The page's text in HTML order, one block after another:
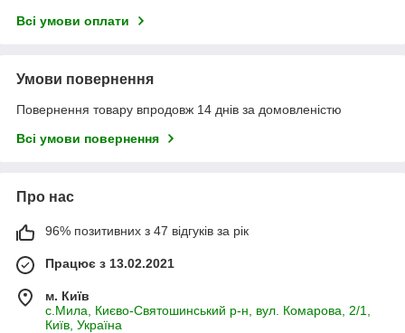
Всі умови оплати
Умови повернення
Повернення товару впродовж 14 днів за домовленістю
Всі умови повернення
Про нас
96% позитивних з 47 відгуків за рік
Працює з 13.02.2021
м. Київ
с.Мила, Києво-Святошинський р-н, вул. Комарова, 2/1,
Київ, Україна